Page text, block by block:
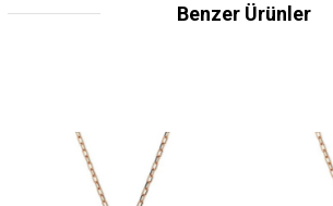
Benzer Ürünler